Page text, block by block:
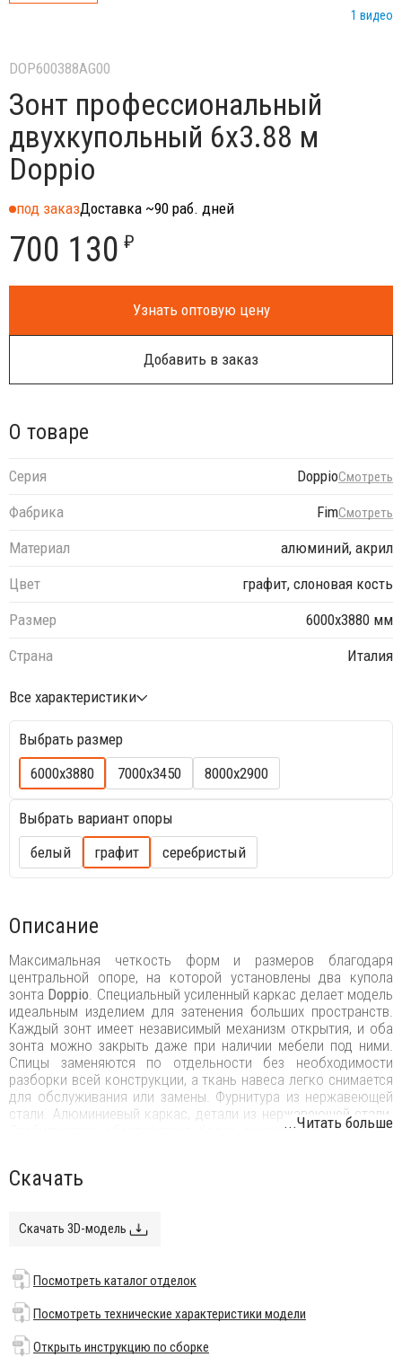
1 видео
DOP600388AG00
Зонт профессиональный
двухкупольный 6х3.88 м
Doppio
под заказДоставка ~90 раб. дней
700 130 ₽
Узнать оптовую цену
Добавить в заказ
О товаре
Серия DoppioСмотреть
Фабрика FimСмотреть
Материал
алюминий, акрил
Цвет
графит, слоновая кость
Размер
6000х3880 мм
Страна
Италия
Все характеристики
Выбрать размер
6000х3880
7000х3450 8000х2900
Выбрать вариант опоры
белый
графит серебристый
Описание
Максимальная четкость форм и размеров благодаря
центральной опоре, на которой установлены два купола
зонта Doppio . Специальный усиленный каркас делает модель
идеальным изделием для затенения больших пространств.
Каждый зонт имеет независимый механизм открытия, и оба
зонта можно закрыть даже при наличии мебели под ними.
Спицы заменяются по отдельности без необходимости
разборки всей конструкции, а ткань навеса легко снимается
для обслуживания или замены. Фурнитура из нержавеющей
стали. Алюминиевый каркас, детали из нержавеющей стали.
Стабилизатор обеспечивает более высокую стабильность
лучших материалов для наружного применения, чтобы
Куполы могут быть выполнены из акрила цвета слоновая
кость (без волана, с вентиляцией), цветного акрила (без
волана, с вентиляцией), ткани micro-mesh (ПВХ-сетка, без
волана, без вентиляции), airfim (водонепроницаемая, с
воланом и вентиляционным отверстием).
...Читать больше
Скачать
Скачать 3D-модель
Посмотреть каталог отделок
Посмотреть технические характеристики модели
Открыть инструкцию по сборке